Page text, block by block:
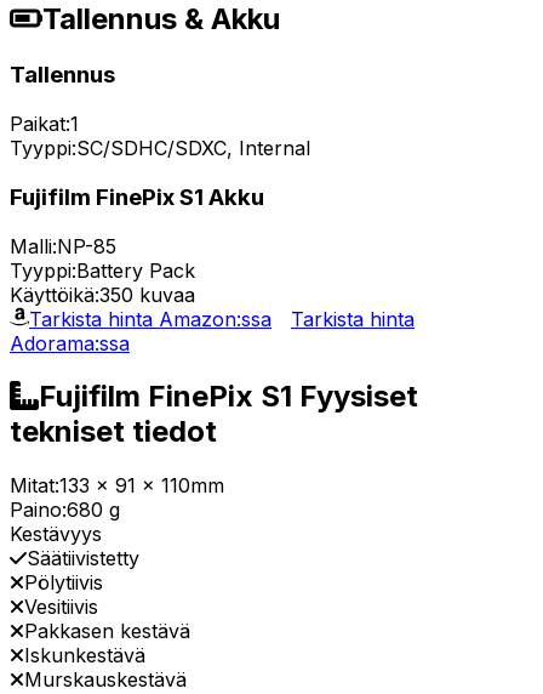
Tallennus & Akku
Tallennus
Paikat:1
Tyyppi:SC/SDHC/SDXC, Internal
Fujifilm FinePix S1 Akku
Malli:NP-85
Tyyppi:Battery Pack
Käyttöikä:350 kuvaa
Tarkista hinta Amazon:ssa
Tarkista hinta
Adorama:ssa
Fujifilm FinePix S1 Fyysiset
tekniset tiedot
Mitat:133 x 91 x 110mm
Paino:680 g
Kestävyys
Säätiivistetty
Pölytiivis
Vesitiivis
Pakkasen kestävä
Iskunkestävä
Murskauskestävä